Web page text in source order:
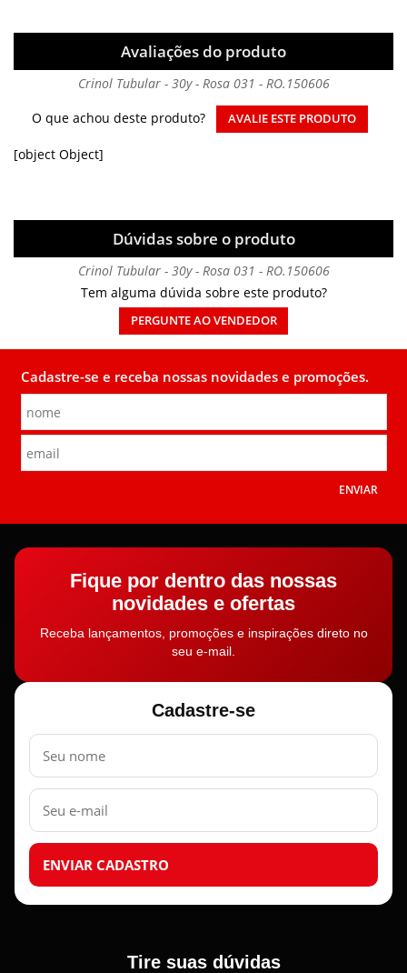
Avaliações do produto
Crinol Tubular - 30y - Rosa 031 - RO.150606
O que achou deste produto?
AVALIE ESTE PRODUTO
[object Object]
Dúvidas sobre o produto
Crinol Tubular - 30y - Rosa 031 - RO.150606
Tem alguma dúvida sobre este produto?
PERGUNTE AO VENDEDOR
Cadastre-se e receba nossas novidades e promoções.
ENVIAR
Fique por dentro das nossas
novidades e ofertas
Receba lançamentos, promoções e inspirações direto no
seu e-mail.
Cadastre-se
Nome
E-
mail
ENVIAR CADASTRO
Tire suas dúvidas